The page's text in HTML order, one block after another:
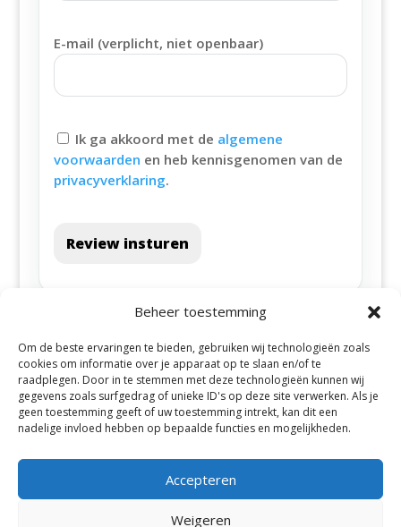
Beheer toestemming
Om de beste ervaringen te bieden, gebruiken wij technologieën zoals
cookies om informatie over je apparaat op te slaan en/of te
raadplegen. Door in te stemmen met deze technologieën kunnen wij
gegevens zoals surfgedrag of unieke ID's op deze site verwerken. Als je
geen toestemming geeft of uw toestemming intrekt, kan dit een
nadelige invloed hebben op bepaalde functies en mogelijkheden.
Accepteren
Weigeren
E-mail (verplicht, niet openbaar)
Ik ga akkoord met de algemene
voorwaarden en heb kennisgenomen van de
privacyverklaring.
Review insturen
Alle steden